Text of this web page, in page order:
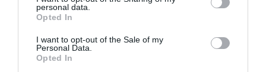
personal data.
Opted In
I want to opt-out of the Sale of my
Personal Data.
Opted In
Rozmery:
šírka: 48 cm
výška: 102 cm